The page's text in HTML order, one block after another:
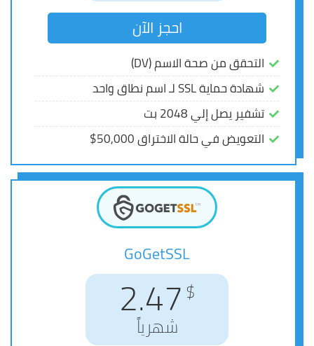
التحقق من صحة الاسم (DV)
شهادة حماية SSL لـ اسم نطاق واحد
تشفير يصل إلي 2048 بت
التعويض في حالة الاختراق 50,000$
احجز الآن
GoGetSSL
$
3.08
شهرياً
التحقق من صحة الاسم (DV)
شهادة حماية SSL لـ اسم نطاق واحد
تشفير يصل إلي 2048 بت
التعويض في حالة الاختراق 50,000$
احجز الآن
GoGetSSL
$
2.47
شهرياً